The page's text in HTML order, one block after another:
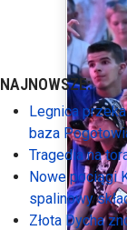
NAJNOWSZE:
Legnica
baza
Tragedia na
Nowe pociągi
spalinowy
Złota Dycha